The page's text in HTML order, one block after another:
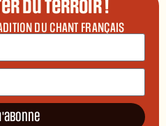
du terroir !
DU CHANT FRANÇAIS